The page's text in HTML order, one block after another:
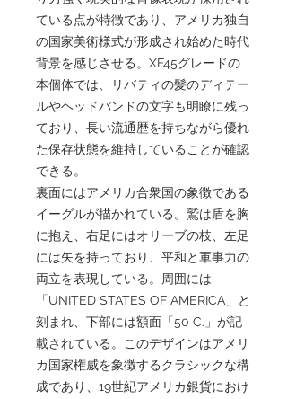
ている点が特徴であり、アメリカ独自
の国家美術様式が形成され始めた時代
背景を感じさせる。XF45グレードの
本個体では、リバティの髪のディテー
ルやヘッドバンドの文字も明瞭に残っ
ており、長い流通歴を持ちながら優れ
た保存状態を維持していることが確認
できる。
裏面にはアメリカ合衆国の象徴である
イーグルが描かれている。鷲は盾を胸
に抱え、右足にはオリーブの枝、左足
には矢を持っており、平和と軍事力の
両立を表現している。周囲には
「UNITED STATES OF AMERICA」と
刻まれ、下部には額面「50 C.」が記
載されている。このデザインはアメリ
カ国家権威を象徴するクラシックな構
成であり、19世紀アメリカ銀貨におけ